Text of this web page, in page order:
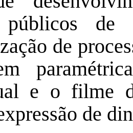
públicos de
de
e o filme
de